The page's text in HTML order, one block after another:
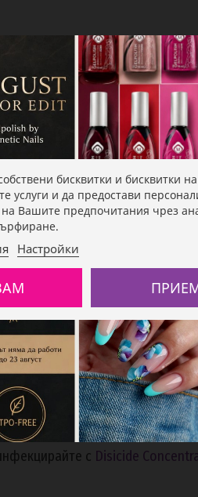
маникюрист или
идеален завършек на
заточен за максимална
е подходящ както
устойчивост на
продължителна работа.
до 5 години, без да губи
, гарантирайки
професионалисти.
с Disicide
бисквитки и бисквитки
услуги и да предостави
Вашите предпочитания чрез
Настройки